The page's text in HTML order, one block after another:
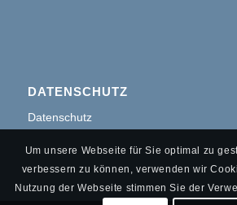
DATENSCHUTZ
Datenschutz
Um unsere Webseite für Sie optimal zu
verbessern zu können, verwenden wir
Nutzung der Webseite stimmen Sie der